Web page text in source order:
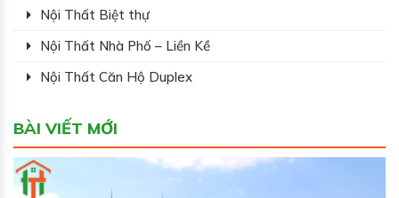
Nội Thất Biệt thự
Nội Thất Nhà Phố – Liền Kề
Nội Thất Căn Hộ Duplex
BÀI VIẾT MỚI